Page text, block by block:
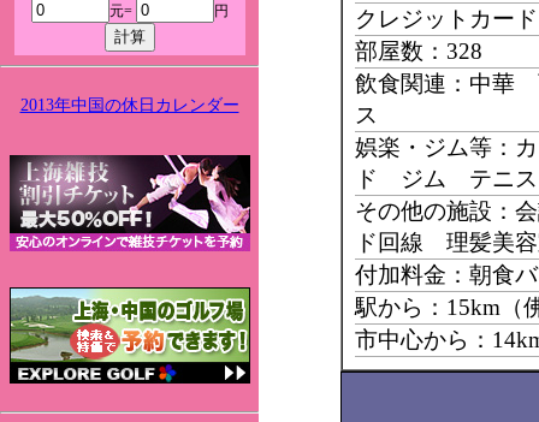
元= 円
2013年中国の休日カレンダー
クレジットカー
部屋数：328
飲食関連：中
ス
娯楽・ジム等：
ド ジム テニ
その他の施設：
ド回線 理髪美
付加料金：朝食
駅から：15km（
市中心から：